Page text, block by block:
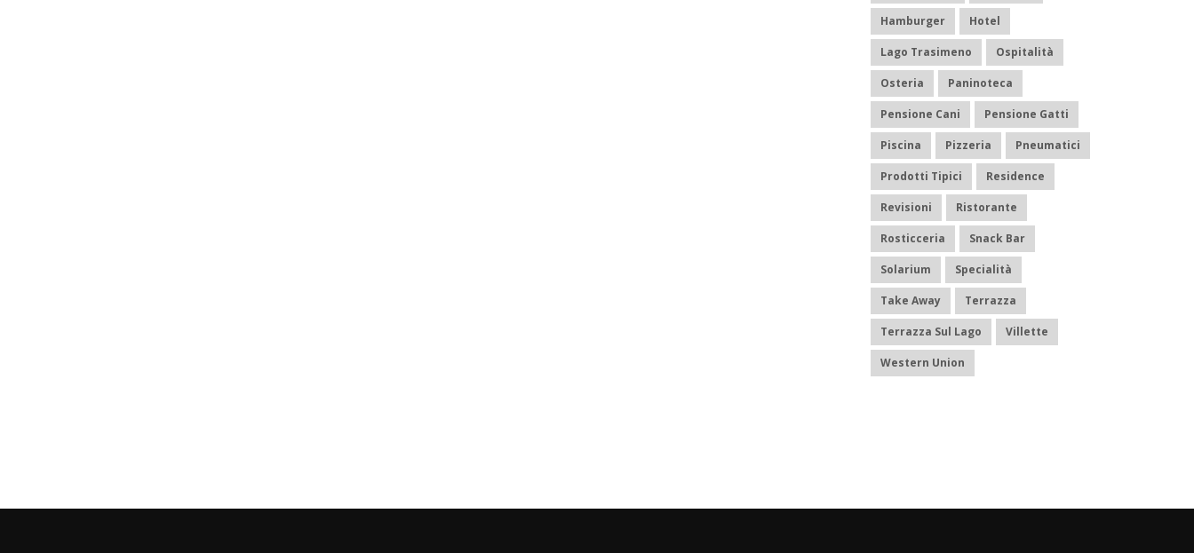
Hamburger Hotel
Lago Trasimeno Ospitalità
Osteria Paninoteca
Pensione Cani Pensione Gatti
Piscina Pizzeria Pneumatici
Prodotti Tipici Residence
Revisioni Ristorante
Rosticceria Snack Bar
Solarium Specialità
Take Away Terrazza
Terrazza Sul Lago Villette
Western Union